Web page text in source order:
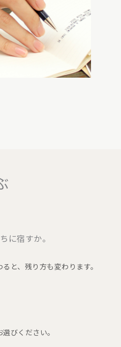
に宿すか。
と、残り方も変わります。
びください。